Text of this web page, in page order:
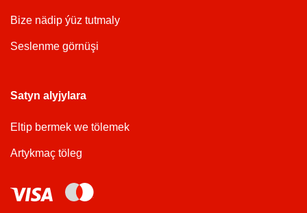
Bize nädip ýüz tutmaly
Seslenme görnüşi
Satyn alyjylara
Eltip bermek we tölemek
Artykmaç töleg